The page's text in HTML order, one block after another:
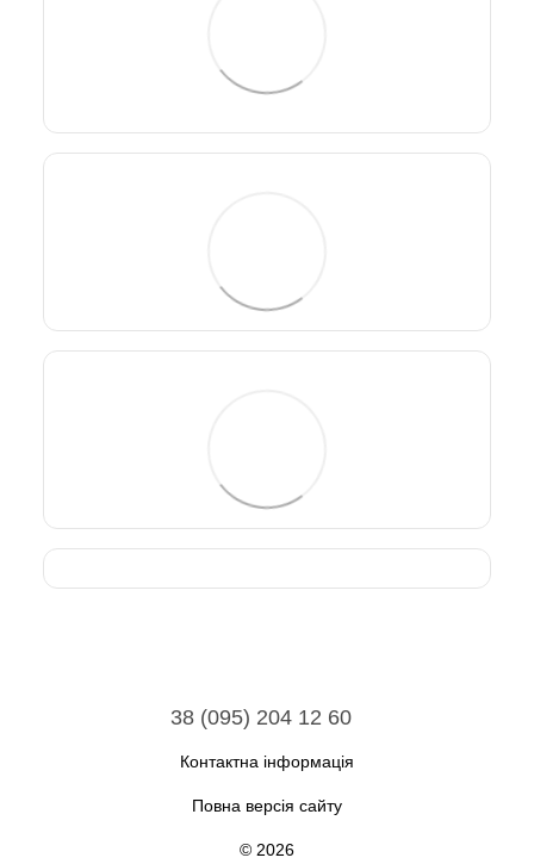
38 (095) 204 12 60
Контактна інформація
Повна версія сайту
© 2026